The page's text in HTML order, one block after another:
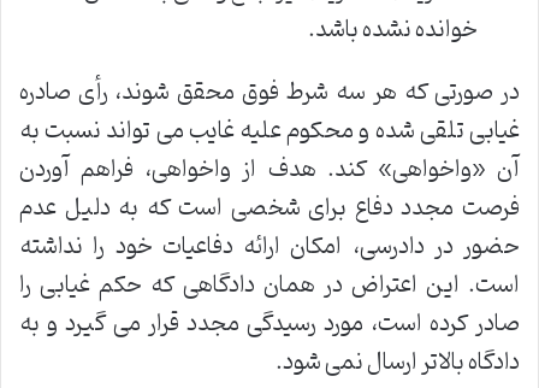
خوانده نشده باشد.
در صورتی که هر سه شرط فوق محقق شوند، رأی صادره
غیابی تلقی شده و محکوم علیه غایب می تواند نسبت به
آن «واخواهی» کند. هدف از واخواهی، فراهم آوردن
فرصت مجدد دفاع برای شخصی است که به دلیل عدم
حضور در دادرسی، امکان ارائه دفاعیات خود را نداشته
است. این اعتراض در همان دادگاهی که حکم غیابی را
صادر کرده است، مورد رسیدگی مجدد قرار می گیرد و به
دادگاه بالاتر ارسال نمی شود.